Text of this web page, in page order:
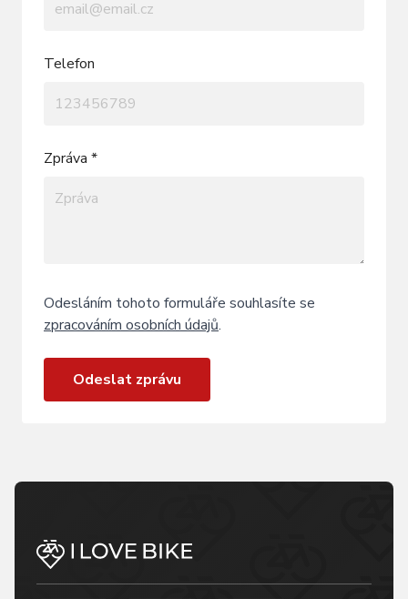
Telefon
Zpráva *
Odesláním tohoto formuláře souhlasíte se
zpracováním osobních údajů.
Odeslat zprávu